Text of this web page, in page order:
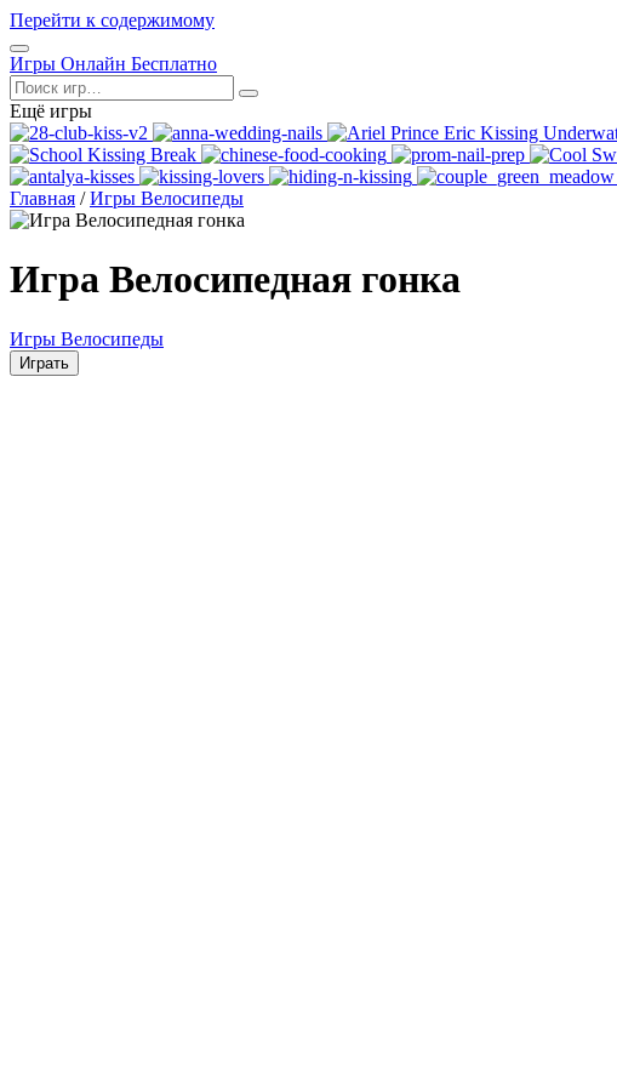
Перейти к содержимому
Открыть
меню
Игры Онлайн Бесплатно
Поиск
Ещё игры
Главная / Игры Велосипеды
Игра Велосипедная гонка
Игры Велосипеды
Играть